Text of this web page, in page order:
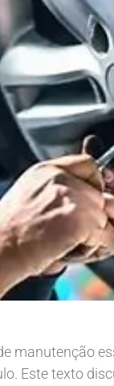
manutenção
Este texto